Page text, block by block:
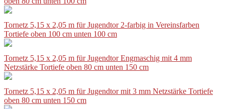
Tornetz 5,15 x 2,05 m für Jugendtor 2-farbig in Vereinsfarben
Tortiefe oben 100 cm unten 100 cm
Tornetz 5,15 x 2,05 m für Jugendtor Engmaschig mit 4 mm
Netzstärke Tortiefe oben 80 cm unten 150 cm
Tornetz 5,15 x 2,05 m für Jugendtor mit 3 mm Netzstärke Tortiefe
oben 80 cm unten 150 cm